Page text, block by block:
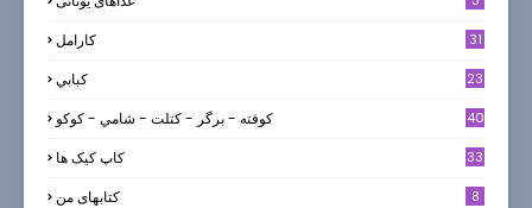
كارامل 31
كبابي 23
كوفته - برگر - كتلت - شامي - كوكو 40
کاپ کیک ها 33
کتابهای من 8